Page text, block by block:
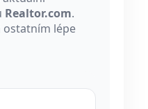
Realtor.com.
ostatním lépe